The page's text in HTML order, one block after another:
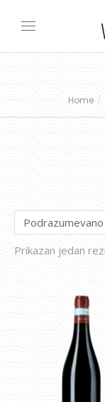
You are here:
Home
Prikazan jedan